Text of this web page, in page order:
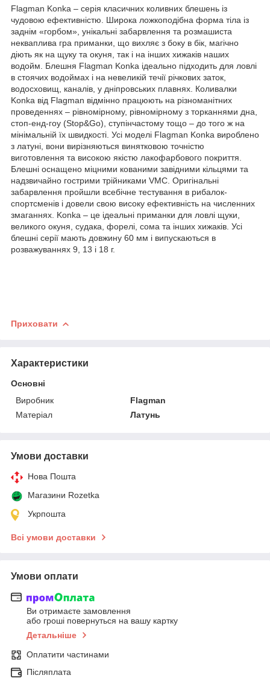
Flagman Konka – серія класичних коливних блешень із
чудовою ефективністю. Широка ложкоподібна форма тіла із
заднім «горбом», унікальні забарвлення та розмашиста
некваплива гра приманки, що вихляє з боку в бік, магічно
діють як на щуку та окуня, так і на інших хижаків наших
водойм. Блешня Flagman Konka ідеально підходить для ловлі
в стоячих водоймах і на невеликій течії річкових заток,
водосховищ, каналів, у дніпровських плавнях. Коливалки
Konka від Flagman відмінно працюють на різноманітних
проведеннях – рівномірному, рівномірному з торканнями дна,
стоп-енд-гоу (Stop&Go), ступінчастому тощо – до того ж на
мінімальній їх швидкості. Усі моделі Flagman Konka вироблено
з латуні, вони вирізняються винятковою точністю
виготовлення та високою якістю лакофарбового покриття.
Блешні оснащено міцними кованими завідними кільцями та
надзвичайно гострими трійниками VMC. Оригінальні
забарвлення пройшли всебічне тестування в рибалок-
спортсменів і довели свою високу ефективність на численних
змаганнях. Konka – це ідеальні приманки для ловлі щуки,
великого окуня, судака, форелі, сома та інших хижаків. Усі
блешні серії мають довжину 60 мм і випускаються в
розважуваннях 9, 13 і 18 г.
Приховати
Характеристики
Основні
Виробник
Flagman
Матеріал
Латунь
Умови доставки
Нова Пошта
Магазини Rozetka
Укрпошта
Всі умови доставки
Умови оплати
Ви отримаєте замовлення
або гроші повернуться на вашу картку
Детальніше
Оплатити частинами
Післяплата